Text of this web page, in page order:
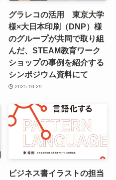
グラレコの活用 東京大学
様×大日本印刷（DNP）様
のグループが共同で取り組
んだ、STEAM教育ワーク
ショップの事例を紹介する
シンポジウム資料にて
2025.10.29
ビジネス書イラストの担当